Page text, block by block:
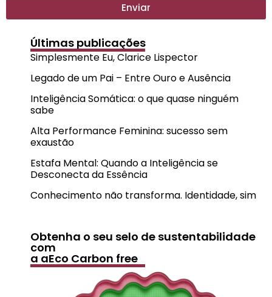
Enviar
Últimas publicações
Simplesmente Eu, Clarice Lispector
Legado de um Pai – Entre Ouro e Ausência
Inteligência Somática: o que quase ninguém
sabe
Alta Performance Feminina: sucesso sem
exaustão
Estafa Mental: Quando a Inteligência se
Desconecta da Essência
Conhecimento não transforma. Identidade, sim
Obtenha o seu selo de sustentabilidade
com
a aEco Carbon free